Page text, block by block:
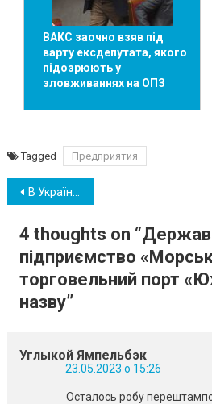
ВАКС заочно взяв під
варту ексдепутата, якого
підозрюють у
зловживаннях на ОПЗ
Tagged Предприятия
Навігація
записів
В Україні планують змінити граничні строки виплати відпускних
4 thoughts on “
підприємство
торговельний порт
назву”
Углыкой Ямпельбэк
23.05.2023 о 15:26
Осталось робу